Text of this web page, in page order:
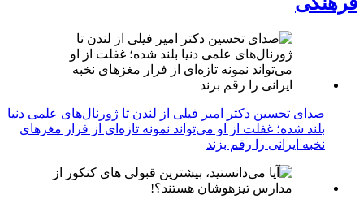
صدای تحسین دکتر امیر فیلی از لندن تا ژورنال‌های علمی دنیا
بلند شده؛ غفلت از او می‌تواند نمونه تازه‌ای از فرار مغزهای
نخبه ایرانی را رقم بزند